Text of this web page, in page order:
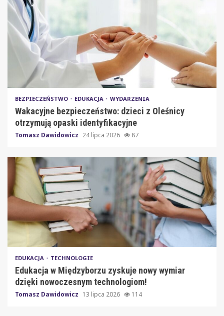
BEZPIECZEŃSTWO EDUKACJA WYDARZENIA
Wakacyjne bezpieczeństwo: dzieci z Oleśnicy
otrzymują opaski identyfikacyjne
Tomasz Dawidowicz 24 lipca 2026 87
EDUKACJA TECHNOLOGIE
Edukacja w Międzyborzu zyskuje nowy wymiar
dzięki nowoczesnym technologiom!
Tomasz Dawidowicz 13 lipca 2026 114